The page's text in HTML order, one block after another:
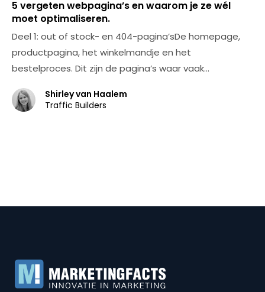
5 vergeten webpagina’s en waarom je ze wél
moet optimaliseren.
Deel 1: out of stock- en 404-pagina’sDe homepage,
productpagina, het winkelmandje en het
bestelproces. Dit zijn de pagina’s waar vaak…
Shirley van Haalem
Traffic Builders